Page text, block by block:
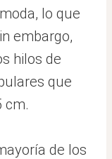
lo que
embargo,
hilos de
que
cm.
de los